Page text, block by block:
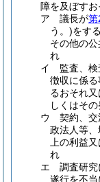
障を及ぼす
ア
議長が第
う。)をす
その他の
れ
イ
監査、
徴収に係
るおそれ
しくはそ
ウ
契約、
政法人等
上の利益
れ
エ
調査研
遂行を不